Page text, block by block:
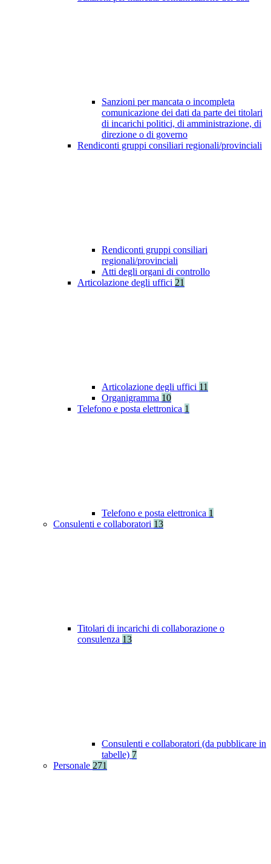
Sanzioni per mancata o incompleta
comunicazione dei dati da parte dei titolari
di incarichi politici, di amministrazione, di
direzione o di governo
Rendiconti gruppi consiliari regionali/provinciali
Rendiconti gruppi consiliari
regionali/provinciali
Atti degli organi di controllo
Articolazione degli uffici 21
Articolazione degli uffici 11
Organigramma 10
Telefono e posta elettronica 1
Telefono e posta elettronica 1
Consulenti e collaboratori 13
Titolari di incarichi di collaborazione o
consulenza 13
Consulenti e collaboratori (da pubblicare in
tabelle) 7
Personale 271